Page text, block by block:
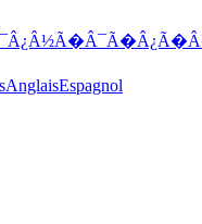
AnglaisEspagnol